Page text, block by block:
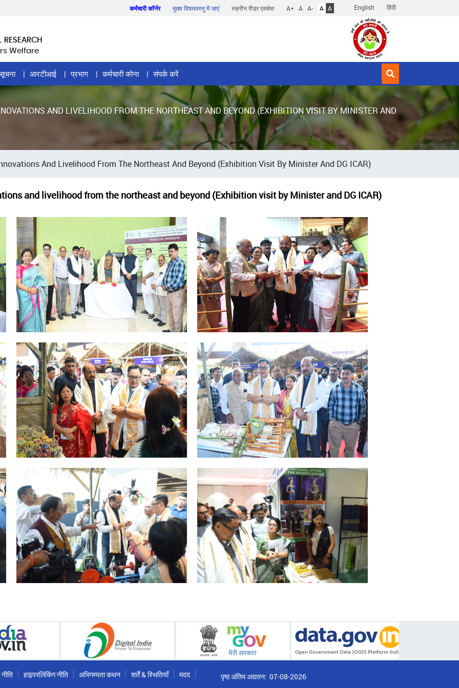
English हिंदी
कर्मचारी कॉर्नर मुख्य विषयवस्तु में जाएं स्क्रीन रीडर एक्सेस A+ A A- A A
Welfare
आरटीआई प्रभाग कर्मचारी कोना संपर्क करें
AND LIVELIHOOD FROM THE NORTHEAST AND BEYOND (EXHIBITION VISIT BY MINISTER AND
And Livelihood From The Northeast And Beyond (Exhibition Visit By Minister And DG ICAR)
and livelihood from the northeast and beyond (Exhibition visit by Minister and DG ICAR)
हाइपरलिंकिंग नीति अभिगम्यता कथन शर्तें & स्थितियाँ मदद पृष्ठ अंतिम अद्यतन: 07-08-2026